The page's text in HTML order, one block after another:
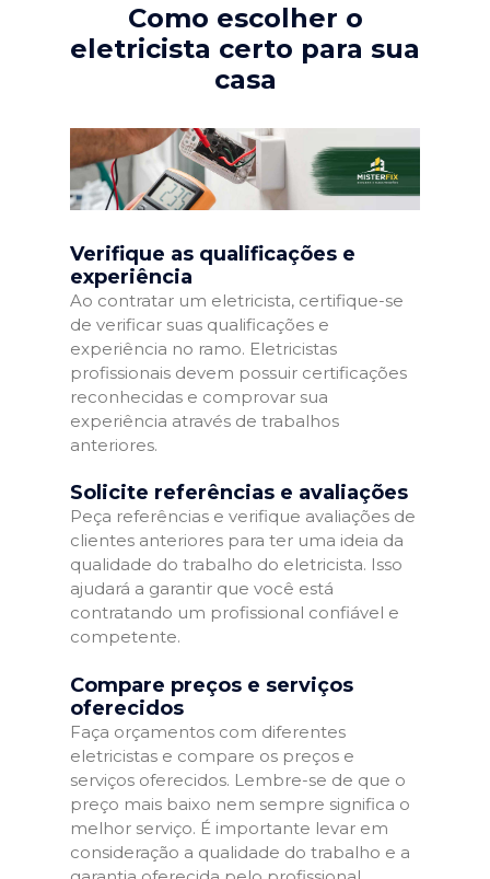
Como escolher o
eletricista certo para sua
casa
Verifique as qualificações e
experiência
Ao contratar um eletricista, certifique-se
de verificar suas qualificações e
experiência no ramo. Eletricistas
profissionais devem possuir certificações
reconhecidas e comprovar sua
experiência através de trabalhos
anteriores.
Solicite referências e avaliações
Peça referências e verifique avaliações de
clientes anteriores para ter uma ideia da
qualidade do trabalho do eletricista. Isso
ajudará a garantir que você está
contratando um profissional confiável e
competente.
Compare preços e serviços
oferecidos
Faça orçamentos com diferentes
eletricistas e compare os preços e
serviços oferecidos. Lembre-se de que o
preço mais baixo nem sempre significa o
melhor serviço. É importante levar em
consideração a qualidade do trabalho e a